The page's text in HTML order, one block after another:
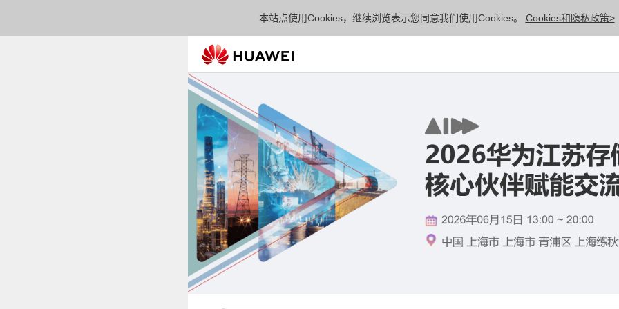
本站点使用Cookies，继续浏览表示您同意我们使用Cookies。 Cookies和隐私政策>